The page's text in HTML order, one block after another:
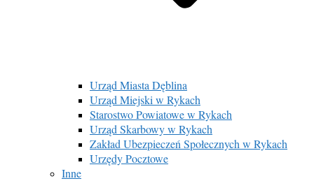
Urząd Miasta Dęblina
Urząd Miejski w Rykach
Starostwo Powiatowe w Rykach
Urząd Skarbowy w Rykach
Zakład Ubezpieczeń Społecznych w Rykach
Urzędy Pocztowe
Inne